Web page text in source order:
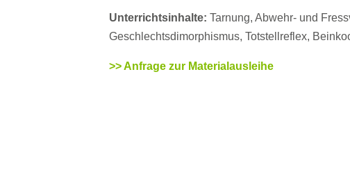
Unterrichtsinhalte: Tarnung, Abwehr- und
Geschlechtsdimorphismus, Totstellreflex,
>> Anfrage zur Materialausleihe